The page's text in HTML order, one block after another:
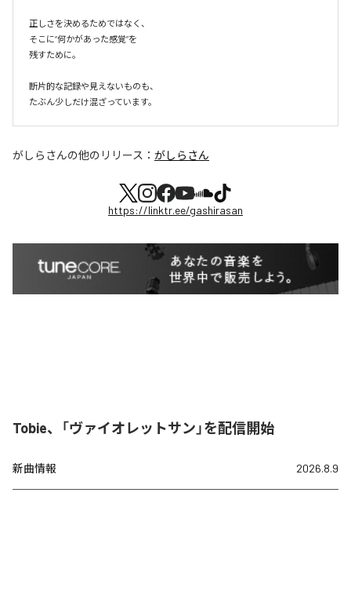
正しさを決めるためではなく、
そこに“何かがあった感覚”を
残すために。
断片的な記録や見えないものも、
たぶん少しだけ混ざっています。
がしらさんの他のリリース： がしらさん
https://linktr.ee/gashirasan
Tobie、「ヴァイオレットサン」を配信開始
新曲情報 2026.8.9